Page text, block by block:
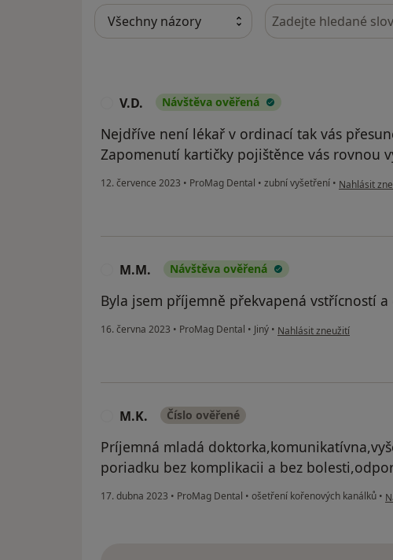
Hledejte v názorech
V.D. Návštěva ověřená
Nejdříve není lékař v ordinací tak vás
Zapomenutí kartičky pojištěnce vás rovnou
12. července 2023 • ProMag Dental • zubní vyšetření • podle
Nahlásit
M.M. Návštěva ověřená
Byla jsem příjemně překvapená vstřícností
16. června 2023 • ProMag Dental • Jiný • podle názoru uživatele M.M.
Nahlásit zneužití
M.K. Číslo ověřené
Príjemná mladá
poriadku bez komplikacii a bez
17. dubna 2023 • ProMag Dental • ošetření kořenových kanálků •